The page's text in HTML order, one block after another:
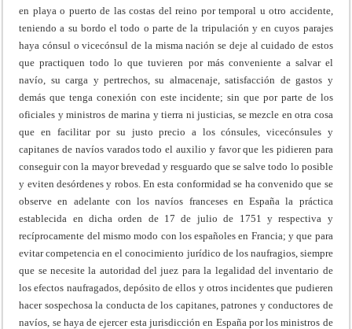
en playa o puerto de las costas del reino por temporal u otro accidente,
teniendo a su bordo el todo o parte de la tripulación y en cuyos parajes
haya cónsul o vicecónsul de la misma nación se deje al cuidado de estos
que practiquen todo lo que tuvieren por más conveniente a salvar el
navío, su carga y pertrechos, su almacenaje, satisfacción de gastos y
demás que tenga conexión con este incidente; sin que por parte de los
oficiales y ministros de marina y tierra ni justicias, se mezcle en otra cosa
que en facilitar por su justo precio a los cónsules, vicecónsules y
capitanes de navíos varados todo el auxilio y favor que les pidieren para
conseguir con la mayor brevedad y resguardo que se salve todo lo posible
y eviten desórdenes y robos. En esta conformidad se ha convenido que se
observe en adelante con los navíos franceses en España la práctica
establecida en dicha orden de 17 de julio de 1751 y respectiva y
recíprocamente del mismo modo con los españoles en Francia; y que para
evitar competencia en el conocimiento jurídico de los naufragios, siempre
que se necesite la autoridad del juez para la legalidad del inventario de
los efectos naufragados, depósito de ellos y otros incidentes que pudieren
hacer sospechosa la conducta de los capitanes, patrones y conductores de
navíos, se haya de ejercer esta jurisdicción en España por los ministros de